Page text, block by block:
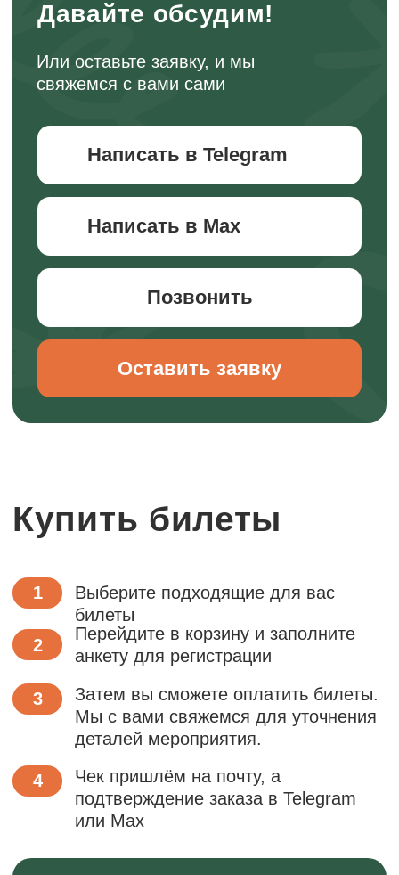
Прочитать подробнее
Научитесь проводить детские походы
безопасно и полезно.
Подписывайтесь!
через походы, делимся кейсами из
нашей работы, рассуждаем на
Канал в Max
Перейти в tg
Все анонсы походов публикуем в
наших каналах.